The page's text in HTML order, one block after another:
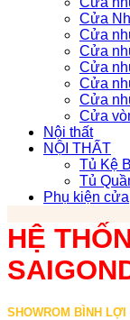
Cửa
Cửa
Cửa
Cửa
Cửa
Cửa
Cửa
Nội thất
NỘI THẤT
Tủ Kệ
Tủ
Phụ kiện cửa
HỆ
SHOWROM BÌNH